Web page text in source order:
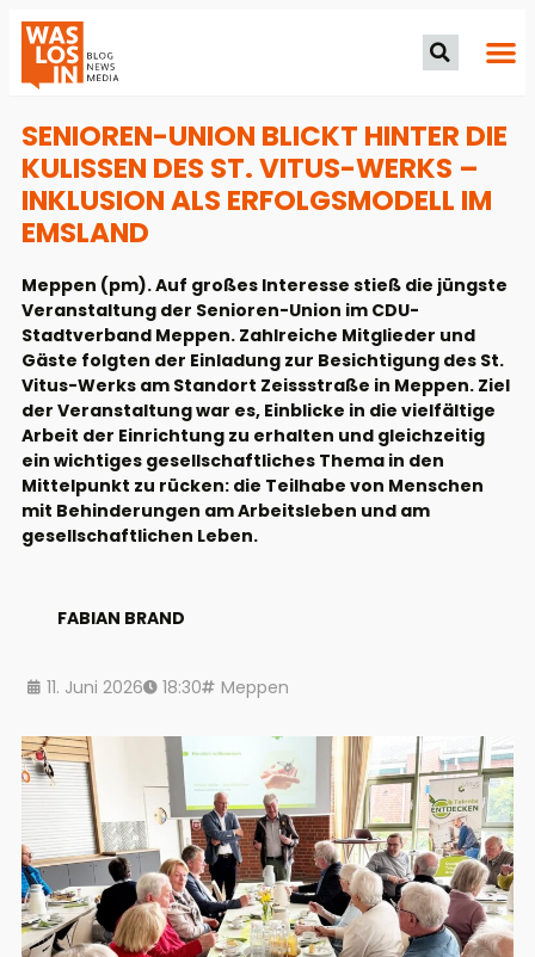
SENIOREN-UNION BLICKT HINTER DIE
KULISSEN DES ST. VITUS-WERKS –
INKLUSION ALS ERFOLGSMODELL IM
EMSLAND
Meppen (pm). Auf großes Interesse stieß die jüngste
Veranstaltung der Senioren-Union im CDU-
Stadtverband Meppen. Zahlreiche Mitglieder und
Gäste folgten der Einladung zur Besichtigung des St.
Vitus-Werks am Standort Zeissstraße in Meppen. Ziel
der Veranstaltung war es, Einblicke in die vielfältige
Arbeit der Einrichtung zu erhalten und gleichzeitig
ein wichtiges gesellschaftliches Thema in den
Mittelpunkt zu rücken: die Teilhabe von Menschen
mit Behinderungen am Arbeitsleben und am
gesellschaftlichen Leben.
FABIAN BRAND
11. Juni 2026 18:30 Meppen